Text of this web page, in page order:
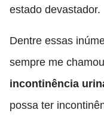
estado devastador.
Dentre essas
sempre me
incontinência
possa ter